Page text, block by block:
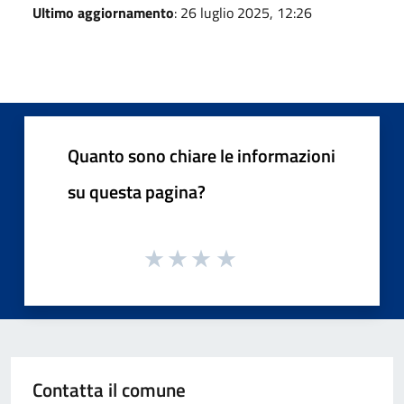
Ultimo aggiornamento: 26 luglio 2025, 12:26
Quanto sono chiare le informazioni
su questa pagina?
Contatta il comune